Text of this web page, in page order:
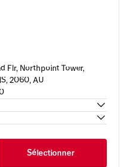
Flr, Northpoint Tower,
2060, AU
Sélectionner